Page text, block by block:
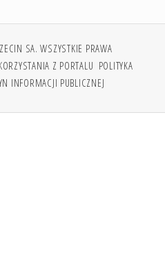
SA. WSZYSTKIE PRAWA
Z PORTALU POLITYKA
INFORMACJI PUBLICZNEJ